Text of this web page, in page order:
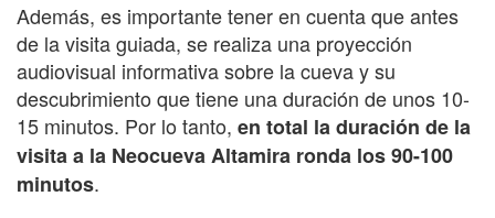
Además, es importante tener en cuenta que antes
de la visita guiada, se realiza una proyección
audiovisual informativa sobre la cueva y su
descubrimiento que tiene una duración de unos 10-
15 minutos. Por lo tanto, en total la duración de la
visita a la Neocueva Altamira ronda los 90-100
minutos.